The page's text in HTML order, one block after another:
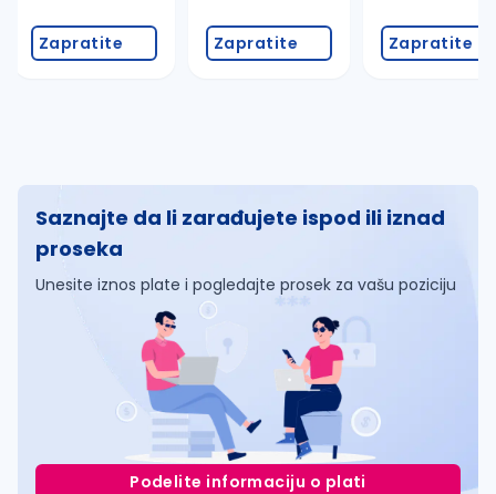
Zapratite Zapratite Zapratite
Saznajte da li zarađujete ispod ili iznad
proseka
Unesite iznos plate i pogledajte prosek za vašu poziciju
Podelite informaciju o plati